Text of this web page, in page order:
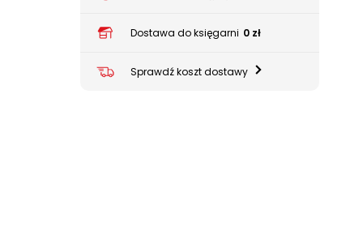
Dostawa do księgarni 0 zł
Sprawdź koszt dostawy